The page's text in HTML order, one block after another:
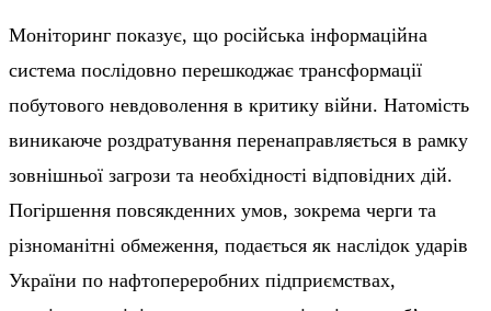
Моніторинг показує, що російська інформаційна
система послідовно перешкоджає трансформації
побутового невдоволення в критику війни. Натомість
виникаюче роздратування перенаправляється в рамку
зовнішньої загрози та необхідності відповідних дій.
Погіршення повсякденних умов, зокрема черги та
різноманітні обмеження, подається як наслідок ударів
України по нафтопереробних підприємствах,